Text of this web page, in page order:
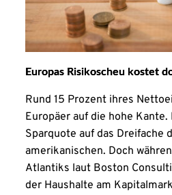
Europas Risikoscheu kostet
Rund 15 Prozent ihres
Europäer auf die hohe
Sparquote auf das Dreifache
amerikanischen. Doch
Atlantiks laut Boston
der Haushalte am